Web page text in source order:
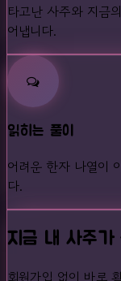
타고난 사주와 지금
어냅니다.
읽히는 풀이
어려운 한자 나열이
다.
지금 내 사주가
회원가입 없이 바로